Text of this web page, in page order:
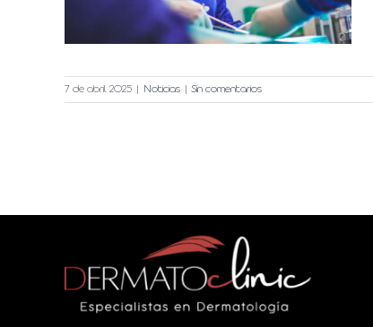
7 de abril 2025 Noticias Sin comentarios